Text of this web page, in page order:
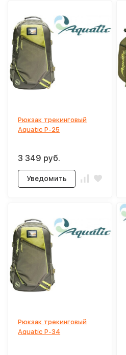
Рюкзак трекинговый
Aquatic Р-25
3 349 руб.
Уведомить
Рюкзак трекинговый
Aquatic Р-34